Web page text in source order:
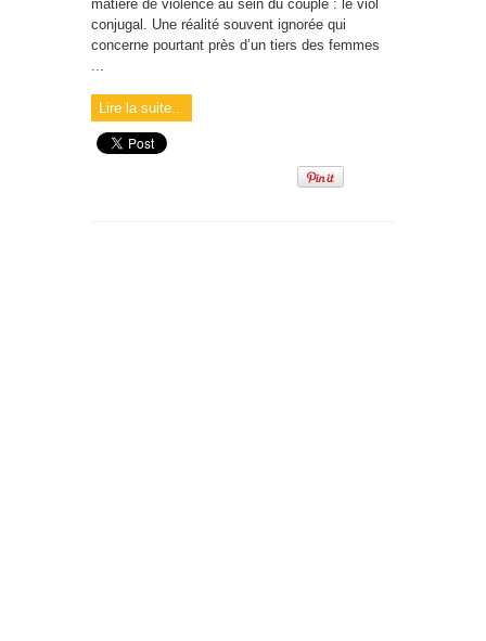
matière de violence au sein du couple : le viol
conjugal. Une réalité souvent ignorée qui
concerne pourtant près d’un tiers des femmes
...
Lire la suite...